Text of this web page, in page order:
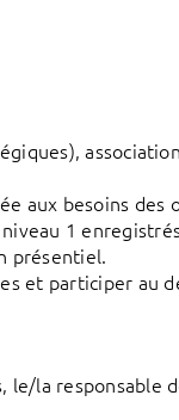
aux besoins des
1
présentiel.
et participer
la responsable